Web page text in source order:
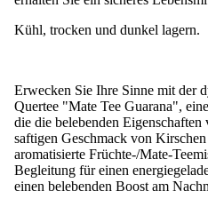
Kühl, trocken und dunkel lagern.
Erwecken Sie Ihre Sinne mit der
Quertee "Mate Tee Guarana",
die die belebenden
saftigen Geschmack von
aromatisierte Früchte-/Mate-
Begleitung für einen
einen belebenden Boost am